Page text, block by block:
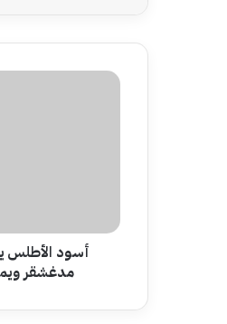
أسود
ويمضون
أسود الأطلس
مدغشقر